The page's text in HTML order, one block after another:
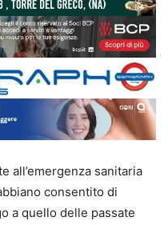
all’emergenza sanitaria
consentito di
a quello delle passate